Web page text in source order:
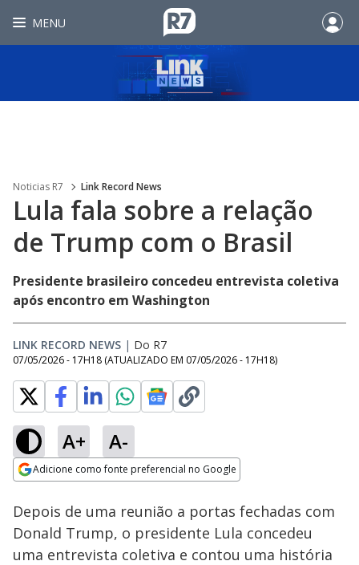
MENU
Noticias R7 Link Record News
Lula fala sobre a relação
de Trump com o Brasil
Presidente brasileiro concedeu entrevista coletiva
após encontro em Washington
LINK RECORD NEWS | Do R7
07/05/2026 - 17H18 (ATUALIZADO EM 07/05/2026 - 17H18)
A+ A-
Adicione como fonte preferencial no Google
Ativar
100.00%
Depois de uma reunião a portas fechadas com
Donald Trump, o presidente Lula concedeu
uma entrevista coletiva e contou uma história